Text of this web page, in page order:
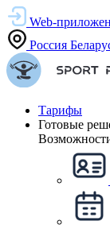
Web-
Россия
Тарифы
Готовые